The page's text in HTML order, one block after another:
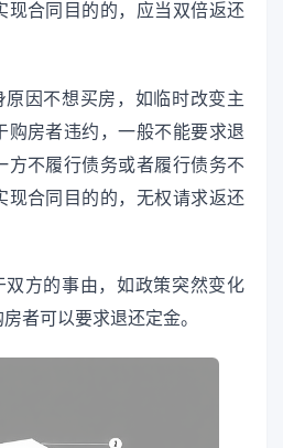
现合同目的的，应当双倍返还
原因不想买房，如临时改变主
购房者违约，一般不能要求退
方不履行债务或者履行债务不
现合同目的的，无权请求返还
双方的事由，如政策突然变化
者可以要求退还定金。